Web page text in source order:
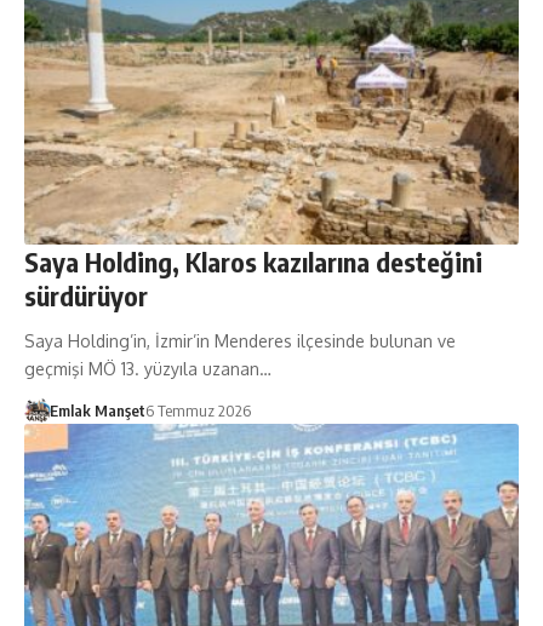
Saya Holding, Klaros kazılarına desteğini
sürdürüyor
Saya Holding’in, İzmir’in Menderes ilçesinde bulunan ve
geçmişi MÖ 13. yüzyıla uzanan…
Emlak Manşet6 Temmuz 2026